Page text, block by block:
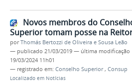
Novos membros do
Superior tomam posse na
porThomás Bertozzi de Oliveira e Sousa Leão
— publicado 21/03/2019 — última modificação
19/03/2024 11h01
— registrado em: Conselho Superior, Consup
Localizado em Notícias